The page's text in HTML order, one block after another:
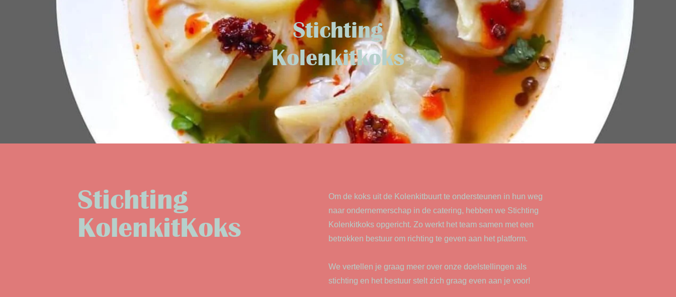
Stichting
Kolenkitkoks
Stichting
KolenkitKoks
Om de koks uit de Kolenkitbuurt te ondersteunen in hun weg
naar ondernemerschap in de catering, hebben we Stichting
Kolenkitkoks opgericht. Zo werkt het team samen met een
betrokken bestuur om richting te geven aan het platform.
We vertellen je graag meer over onze doelstellingen als
stichting en het bestuur stelt zich graag even aan je voor!